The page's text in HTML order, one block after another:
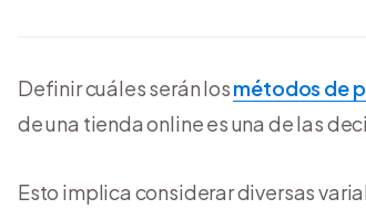
Definir cuáles serán losmétodos de
de una tienda online es una de las
Esto implica considerar diversas